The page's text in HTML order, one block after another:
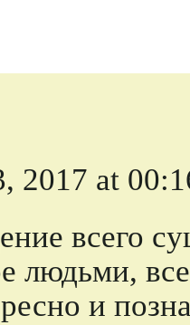
2017 at
всего
людьми,
и